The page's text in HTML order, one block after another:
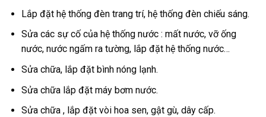
Lắp đặt hệ thống đèn trang trí, hệ thống đèn chiếu sáng.
Sửa các sự cố của hệ thống nước : mất nước, vỡ ống
nước, nước ngấm ra tường, lắp đặt hệ thống nước…
Sửa chữa, lắp đặt bình nóng lạnh.
Sửa chữa lắp đặt máy bơm nước.
Sửa chữa , lắp đặt vòi hoa sen, gật gù, dây cấp.